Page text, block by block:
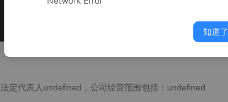
定代表人undefined，公司经营范围包括：undefined
知道了